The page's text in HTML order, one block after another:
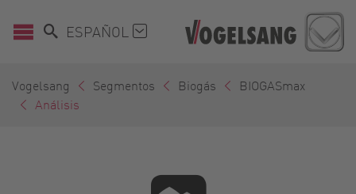
ESPAÑOL
Vogelsang Segmentos Biogás
BIOGASmax
Análisis